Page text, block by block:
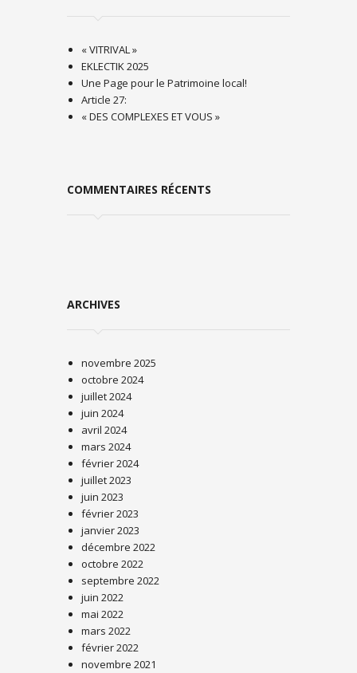
« VITRIVAL »
EKLECTIK 2025
Une Page pour le Patrimoine local!
Article 27:
« DES COMPLEXES ET VOUS »
COMMENTAIRES RÉCENTS
ARCHIVES
novembre 2025
octobre 2024
juillet 2024
juin 2024
avril 2024
mars 2024
février 2024
juillet 2023
juin 2023
février 2023
janvier 2023
décembre 2022
octobre 2022
septembre 2022
juin 2022
mai 2022
mars 2022
février 2022
novembre 2021